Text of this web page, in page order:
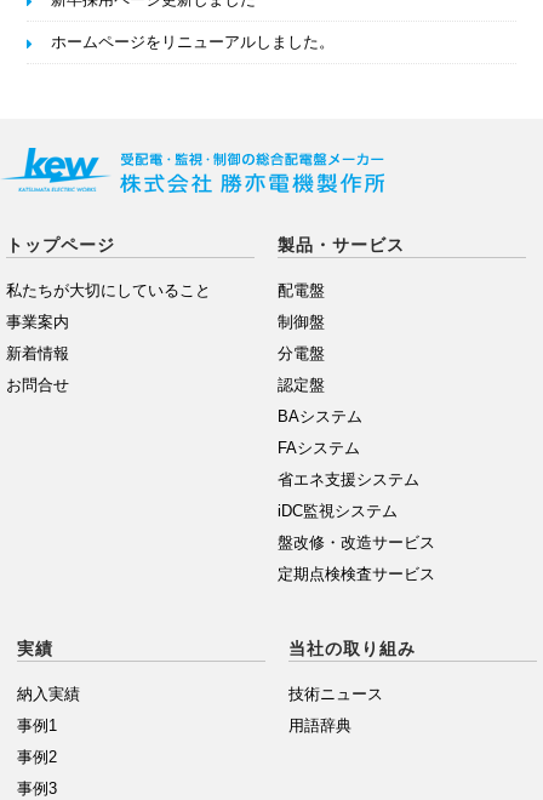
ホームページをリニューアルしました。
トップページ
私たちが大切にしていること
事業案内
新着情報
お問合せ
製品・サービス
配電盤
制御盤
分電盤
認定盤
BAシステム
FAシステム
省エネ支援システム
iDC監視システム
盤改修・改造サービス
定期点検検査サービス
実績
納入実績
事例1
事例2
事例3
当社の取り組み
技術ニュース
用語辞典